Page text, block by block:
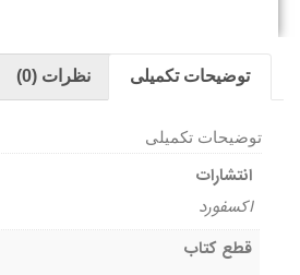
توضیحات تکمیلی نظرات (0)
توضیحات تکمیلی
انتشارات
اکسفورد
قطع کتاب